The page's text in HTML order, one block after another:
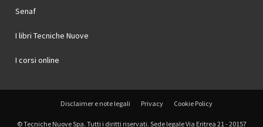
Senaf
I libri Tecniche Nuove
I corsi online
Disclaimer e note legali Privacy Cookie Policy
© Tecniche Nuove Spa. Tutti i diritti riservati. Sede legale Via Eritrea 21 - 20157